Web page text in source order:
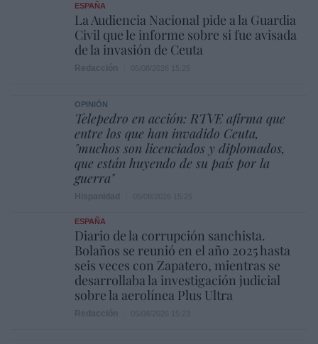
ESPAÑA
La Audiencia Nacional pide a la Guardia
Civil que le informe sobre si fue avisada
de la invasión de Ceuta
OPINIÓN
Telepedro en acción: RTVE afirma que
entre los que han invadido Ceuta,
"muchos son licenciados y diplomados,
que están huyendo de su país por la
guerra"
ESPAÑA
Diario de la corrupción sanchista.
Bolaños se reunió en el año 2025 hasta
seis veces con Zapatero, mientras se
desarrollaba la investigación judicial
sobre la aerolínea Plus Ultra